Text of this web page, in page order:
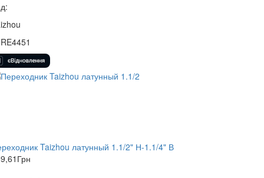
Taizhou латунный 1.1/2" Н-1.1/4" В
Грн